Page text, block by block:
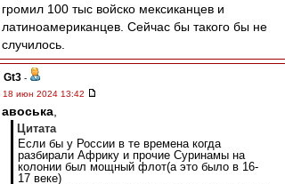
громил 100 тыс войско мексиканцев и
латиноамериканцев. Сейчас бы такого бы не
случилось.
Gt3 -
18 июн 2024 13:42
авоська
Цитата
Если бы у России в те времена когда
разбирали Африку и прочие Суринамы на
колонии был мощный флот(а это было в 16-
17 веке)